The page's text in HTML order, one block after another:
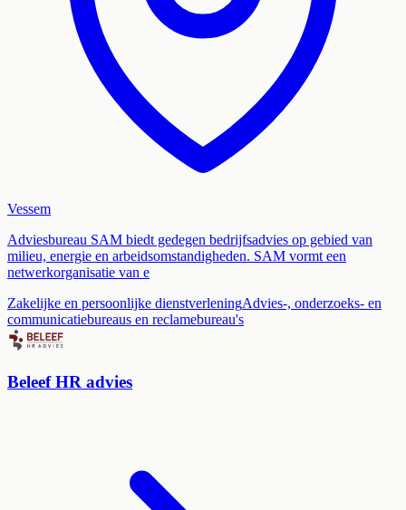
Vessem
Adviesbureau SAM biedt gedegen bedrijfsadvies op gebied van
milieu, energie en arbeidsomstandigheden. SAM vormt een
netwerkorganisatie van e
Zakelijke en persoonlijke dienstverleningAdvies-, onderzoeks- en
communicatiebureaus en reclamebureau's
Beleef HR advies